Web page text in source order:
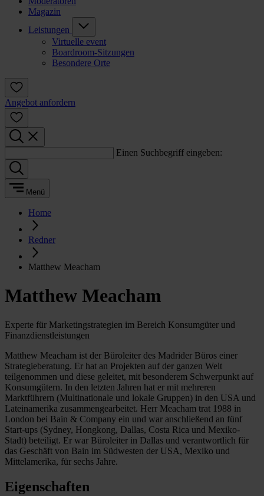
Magazin
Leistungen
Virtuelle event
Boardroom-Sitzungen
Besondere Orte
Angebot anfordern
Einen Suchbegriff eingeben:
Menü
Home
Redner
Matthew Meacham
Matthew Meacham
Experte für Marketingstrategien im Bereich Konsumgüter und
Finanzdienstleistungen
Matthew Meacham ist der Büroleiter des Madrider Büros einer
Strategieberatung. Er hat an Projekten auf der ganzen Welt
teilgenommen und diese geleitet, mit besonderem Schwerpunkt auf
Konsumgütern. In den letzten Jahren hat er mit mehreren
Marktführern (Multinationale und lokale Gruppen) in den USA und
Lateinamerika zusammengearbeitet. Herr Meacham trat 1988 in
London bei Bain & Company ein und war anschließend an fünf
Start-ups (Sydney, Hongkong, Dallas, Costa Rica und Mexiko-
Stadt) beteiligt. Er war Büroleiter in Dallas und verantwortlich für
das Geschäft von Bain im Südwesten der USA, Mexiko und
Mittelamerika, für sechs Jahre.
Eigenschaften